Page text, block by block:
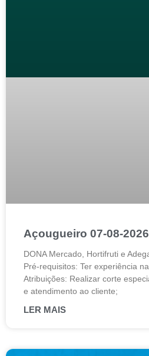
Açougueiro 07-08-2026
DONA Mercado, Hortifruti e
Pré-requisitos: Ter experiência
Atribuições: Realizar corte
e atendimento ao cliente;
LER MAIS